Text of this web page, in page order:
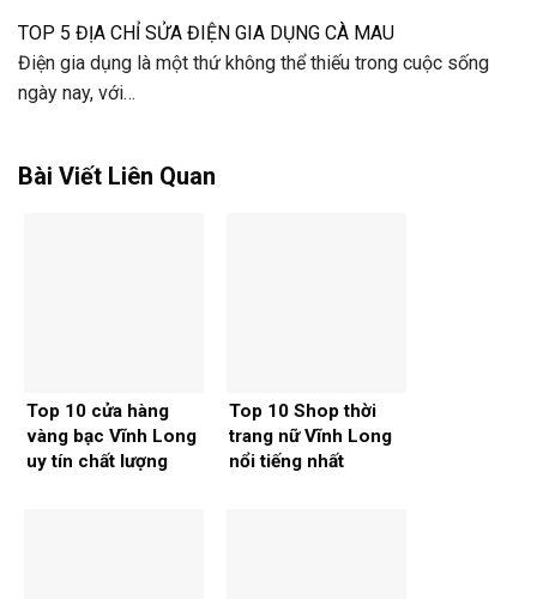
TOP 5 ĐỊA CHỈ SỬA ĐIỆN GIA DỤNG CÀ MAU
Điện gia dụng là một thứ không thể thiếu trong cuộc sống
ngày nay, với…
Bài Viết Liên Quan
Top 10 cửa hàng
vàng bạc Vĩnh Long
uy tín chất lượng
Top 10 Shop thời
trang nữ Vĩnh Long
nổi tiếng nhất